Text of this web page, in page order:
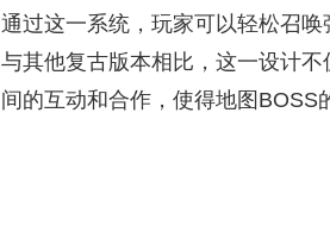
通过这一系统，玩家可以轻松召唤
与其他复古版本相比，这一设计
间的互动和合作，使得地图BOSS